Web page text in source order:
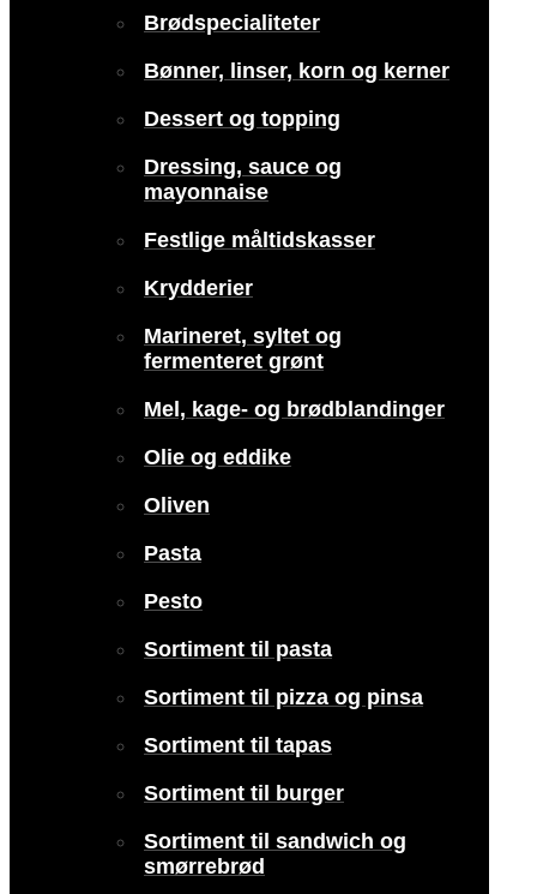
Brødspecialiteter
Bønner, linser, korn og kerner
Dessert og topping
Dressing, sauce og
mayonnaise
Festlige måltidskasser
Krydderier
Marineret, syltet og
fermenteret grønt
Mel, kage- og brødblandinger
Olie og eddike
Oliven
Pasta
Pesto
Sortiment til pasta
Sortiment til pizza og pinsa
Sortiment til tapas
Sortiment til burger
Sortiment til sandwich og
smørrebrød